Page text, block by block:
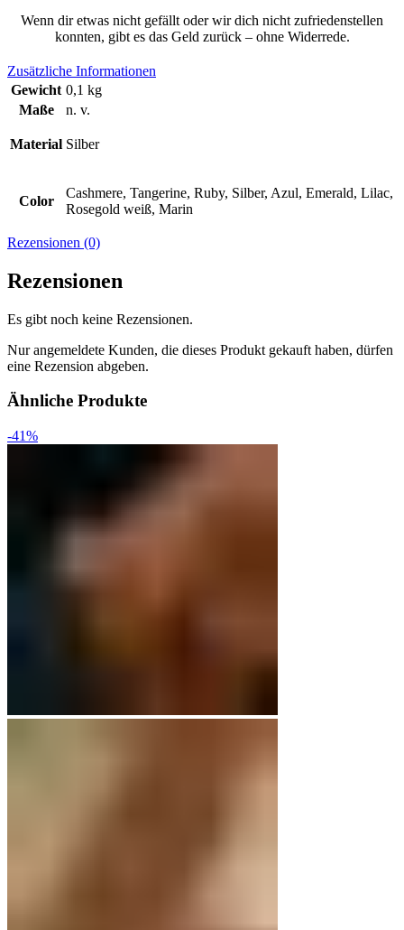
Wenn dir etwas nicht gefällt oder wir dich nicht zufriedenstellen
konnten, gibt es das Geld zurück – ohne Widerrede.
Zusätzliche Informationen
Gewicht 0,1 kg
Maße
n. v.
Material Silber
Color
Cashmere, Tangerine, Ruby, Silber, Azul, Emerald, Lilac,
Rosegold weiß, Marin
Rezensionen (0)
Rezensionen
Es gibt noch keine Rezensionen.
Nur angemeldete Kunden, die dieses Produkt gekauft haben, dürfen
eine Rezension abgeben.
Ähnliche Produkte
-41%